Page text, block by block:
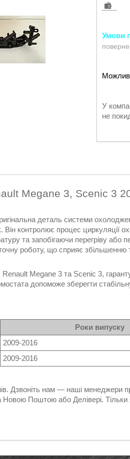
У
не
Megane 3, Scenic 3
деталь системи
контролює процес циркуляції
та запобігаючи перегріву або
роботу, що сприяє збільшенню
Megane 3 та Scenic 3,
допоможе зберегти
Роки випуску
2009-2016
2009-2016
Дзвоніть нам — наші менеджери
Поштою або Делівері. Тільки